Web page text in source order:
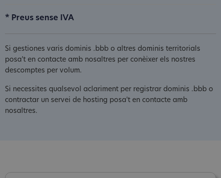
* Preus sense IVA
Si gestiones varis dominis .bbb o altres dominis territorials
posa't en contacte amb nosaltres per conèixer els nostres
descomptes per volum.
Si necessites qualsevol aclariment per registrar dominis .bbb o
contractar un servei de hosting posa't en contacte amb
nosaltres.